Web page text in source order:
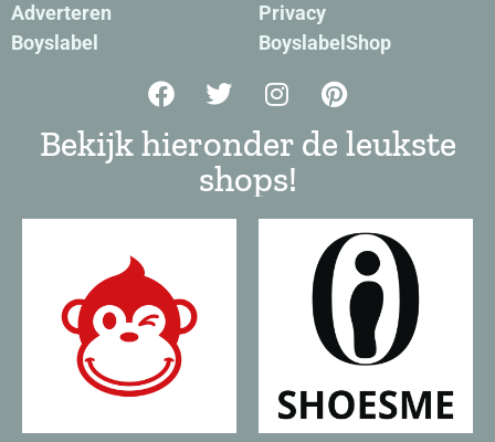
Adverteren
Boyslabel
Privacy
BoyslabelShop
Bekijk hieronder de leukste
shops!